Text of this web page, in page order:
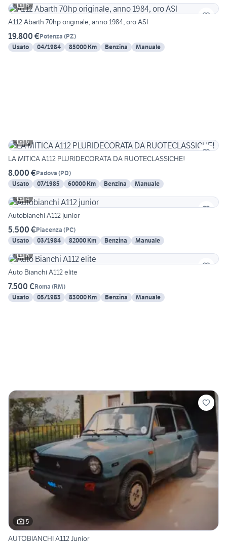
6
A112 Abarth 70hp originale, anno 1984, oro ASI
19.800 €Potenza (PZ)
Usato
04/1984 85000 Km Benzina Manuale
6
LA MITICA A112 PLURIDECORATA DA RUOTECLASSICHE!
8.000 €Padova (PD)
Usato
07/1985 60000 Km Benzina
Manuale
4
Autobianchi A112 junior
5.500 €Piacenza (PC)
Usato
03/1984 82000 Km Benzina
Manuale
6
Auto Bianchi A112 elite
7.500 €Roma (RM)
Usato
05/1983 83000 Km Benzina Manuale
5
AUTOBIANCHI A112 Junior